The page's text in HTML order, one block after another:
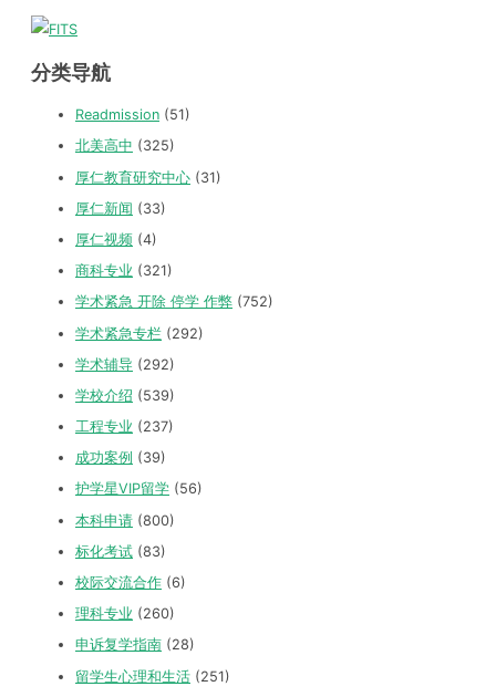
分类导航
Readmission (51)
北美高中 (325)
厚仁教育研究中心 (31)
厚仁新闻 (33)
厚仁视频 (4)
商科专业 (321)
学术紧急 开除 停学 作弊 (752)
学术紧急专栏 (292)
学术辅导 (292)
学校介绍 (539)
工程专业 (237)
成功案例 (39)
护学星VIP留学 (56)
本科申请 (800)
标化考试 (83)
校际交流合作 (6)
理科专业 (260)
申诉复学指南 (28)
留学生心理和生活 (251)